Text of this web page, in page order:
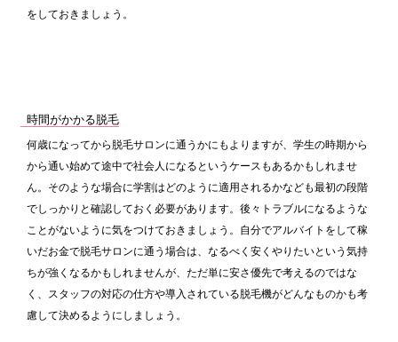
をしておきましょう。
時間がかかる脱毛
何歳になってから脱毛サロンに通うかにもよりますが、学生の時期から
から通い始めて途中で社会人になるというケースもあるかもしれませ
ん。そのような場合に学割はどのように適用されるかなども最初の段階
でしっかりと確認しておく必要があります。後々トラブルになるような
ことがないように気をつけておきましょう。自分でアルバイトをして稼
いだお金で脱毛サロンに通う場合は、なるべく安くやりたいという気持
ちが強くなるかもしれませんが、ただ単に安さ優先で考えるのではな
く、スタッフの対応の仕方や導入されている脱毛機がどんなものかも考
慮して決めるようにしましょう。